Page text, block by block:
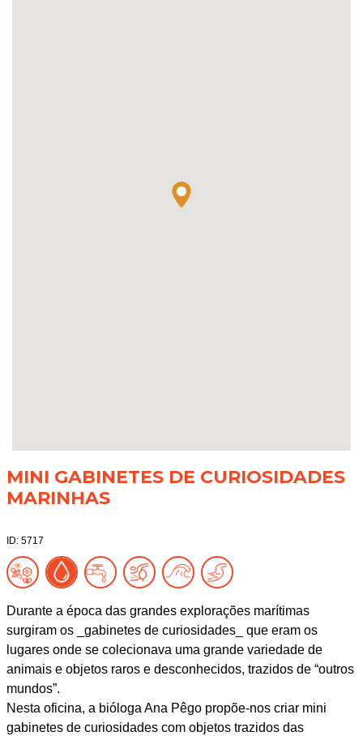
MINI GABINETES DE CURIOSIDADES
MARINHAS
ID: 5717
Durante a época das grandes explorações marítimas
surgiram os _gabinetes de curiosidades_ que eram os
lugares onde se colecionava uma grande variedade de
animais e objetos raros e desconhecidos, trazidos de “outros
mundos”.
Nesta oficina, a bióloga Ana Pêgo propõe-nos criar mini
gabinetes de curiosidades com objetos trazidos das